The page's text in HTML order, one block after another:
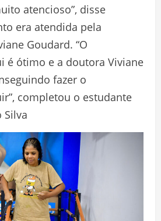
atencioso”, disse
era atendida pela
Goudard. “O
é ótimo e a doutora Viviane
fazer o
completou o estudante
Silva